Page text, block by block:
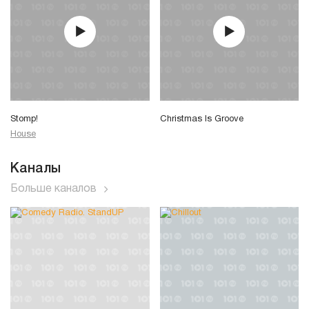
Stomp!
House
Christmas Is Groove
Каналы
Больше каналов